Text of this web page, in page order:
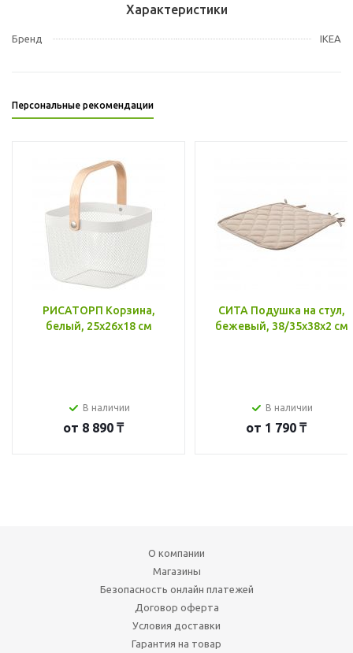
Характеристики
Бренд IKEA
Персональные рекомендации
РИСАТОРП Корзина,
белый, 25x26x18 см
В наличии
от 8 890 ₸
СИТА Подушка на стул,
бежевый, 38/35x38x2 см
В наличии
от 1 790 ₸
О компании
Магазины
Безопасность онлайн платежей
Договор оферта
Условия доставки
Гарантия на товар